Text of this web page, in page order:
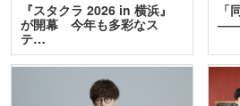
『スタクラ 2026 in 横浜』
が開幕 今年も多彩なス
テ…
「